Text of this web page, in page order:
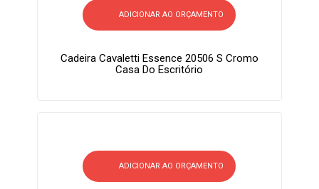
ADICIONAR AO ORÇAMENTO
Cadeira Cavaletti Essence 20506 S Cromo
Casa Do Escritório
ADICIONAR AO ORÇAMENTO